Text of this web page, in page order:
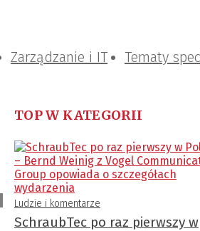
Zarządzanie i IT Tematy
TOP W KATEGORII
Ludzie i komentarze
SchraubTec po raz pierwszy w